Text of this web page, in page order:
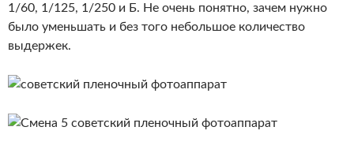
1/60, 1/125, 1/250 и Б. Не очень понятно, зачем нужно
было уменьшать и без того небольшое количество
выдержек.